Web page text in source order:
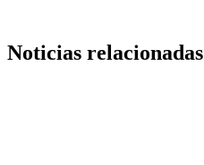
Noticias relacionadas